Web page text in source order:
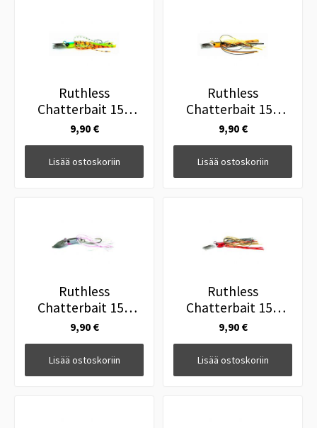
Ruthless
Chatterbait 15g
Tropic
9,90 €
Lisää ostoskoriin
Ruthless
Chatterbait 15g
Brown
9,90 €
Lisää ostoskoriin
Ruthless
Chatterbait 15g
White Pink
9,90 €
Lisää ostoskoriin
Ruthless
Chatterbait 15g
Pumu
9,90 €
Lisää ostoskoriin